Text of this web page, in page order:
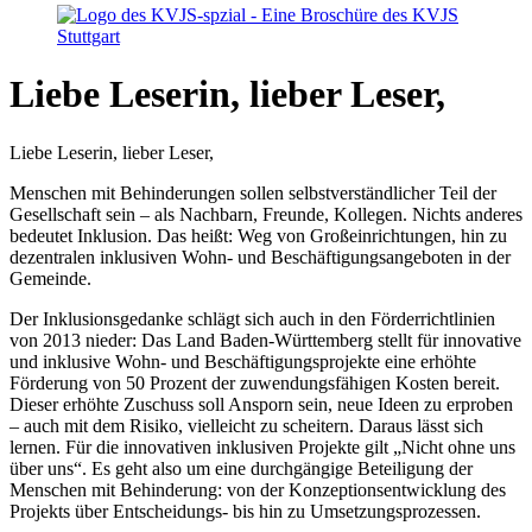
Liebe Leserin, lieber Leser,
Liebe Leserin, lieber Leser,
Menschen mit Behinderungen sollen selbstverständlicher Teil der
Gesellschaft sein – als Nachbarn, Freunde, Kollegen. Nichts anderes
bedeutet Inklusion. Das heißt: Weg von Großeinrichtungen, hin zu
dezentralen inklusiven Wohn- und Beschäftigungsangeboten in der
Gemeinde.
Der Inklusionsgedanke schlägt sich auch in den Förderrichtlinien
von 2013 nieder: Das Land Baden-Württemberg stellt für innovative
und inklusive Wohn- und Beschäftigungsprojekte eine erhöhte
Förderung von 50 Prozent der zuwendungsfähigen Kosten bereit.
Dieser erhöhte Zuschuss soll Ansporn sein, neue Ideen zu erproben
– auch mit dem Risiko, vielleicht zu scheitern. Daraus lässt sich
lernen. Für die innovativen inklusiven Projekte gilt „Nicht ohne uns
über uns“. Es geht also um eine durchgängige Beteiligung der
Menschen mit Behinderung: von der Konzeptionsentwicklung des
Projekts über Entscheidungs- bis hin zu Umsetzungsprozessen.